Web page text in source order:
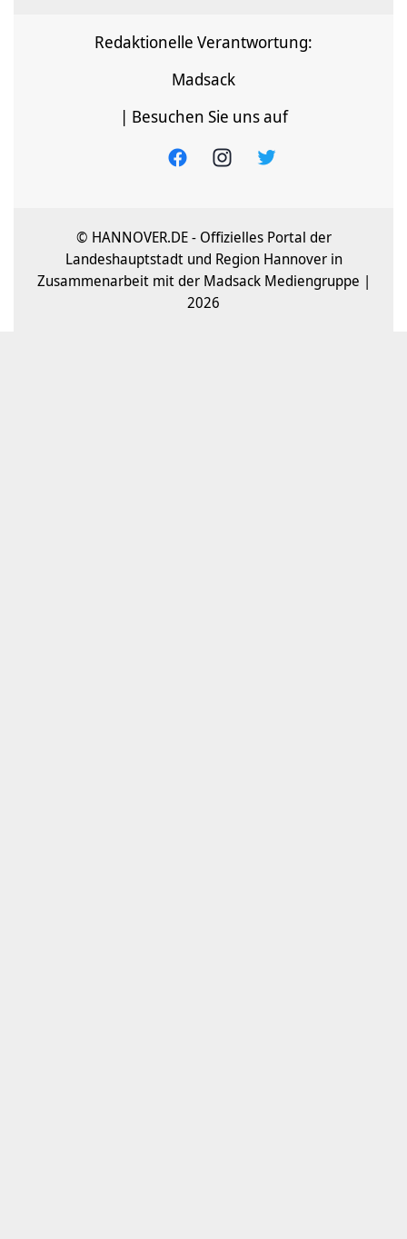
Redaktionelle Verantwortung:
Madsack
| Besuchen Sie uns auf
© HANNOVER.DE - Offizielles Portal der
Landeshauptstadt und Region Hannover in
Zusammenarbeit mit der Madsack Mediengruppe |
2026